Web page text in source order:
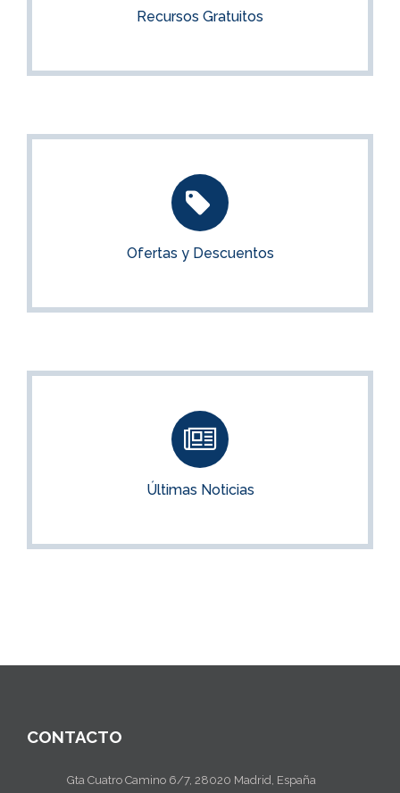
Recursos Gratuitos
Ofertas y Descuentos
Ofertas y Descuentos
Mira las últimas ofertas y descuentos disponibles
VER OFERTAS
Últimas Noticias
Últimas Noticias
Noticias para opositores e interinidades
CONTACTO
Gta Cuatro Camino 6/7, 28020 Madrid, España